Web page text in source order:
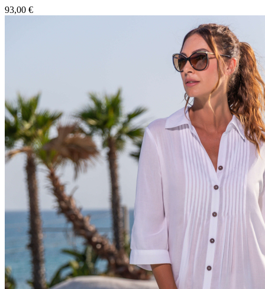
93,00 €